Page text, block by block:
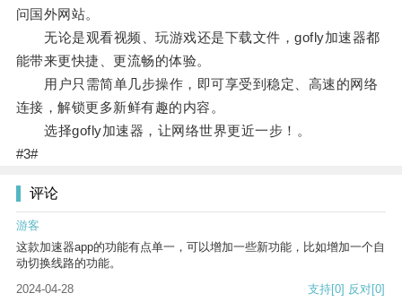
问国外网站。
无论是观看视频、玩游戏还是下载文件，gofly加速器都
能带来更快捷、更流畅的体验。
用户只需简单几步操作，即可享受到稳定、高速的网络
连接，解锁更多新鲜有趣的内容。
选择gofly加速器，让网络世界更近一步！。
#3#
评论
游客
这款加速器app的功能有点单一，可以增加一些新功能，比如增加一个自
动切换线路的功能。
2024-04-28
支持[0] 反对[0]